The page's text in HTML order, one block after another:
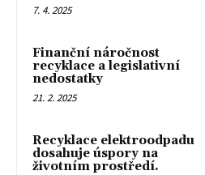
7. 4. 2025
Finanční náročnost
recyklace a legislativní
nedostatky
21. 2. 2025
Recyklace elektroodpadu
dosahuje úspory na
životním prostředí.